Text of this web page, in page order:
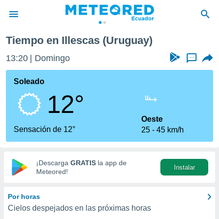
de
ha
calidad.
a este
las
y
digital
basada
Tiempo en Illescas (Uruguay)
13:20 Domingo ...
Soleado
12°
Sensación de 12°
Oeste
25
45 km/h
¡Descarga GRATIS la app de
Meteored!
Instalar
Por horas
Cielos despejados en las próximas horas